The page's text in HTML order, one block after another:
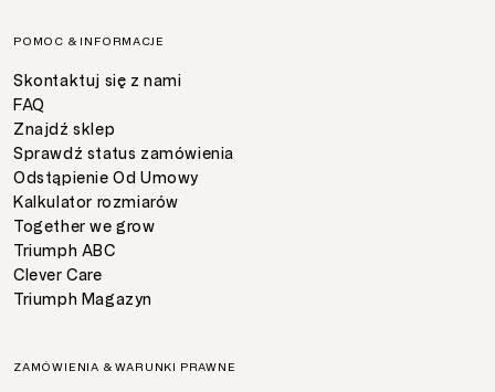
POMOC & INFORMACJE
Skontaktuj się z nami
FAQ
Znajdź sklep
Sprawdź status zamówienia
Odstąpienie Od Umowy
Kalkulator rozmiarów
Together we grow
Triumph ABC
Clever Care
Triumph Magazyn
ZAMÓWIENIA & WARUNKI PRAWNE